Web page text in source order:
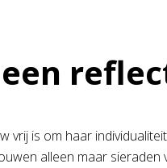
vrij is om haar
alleen maar